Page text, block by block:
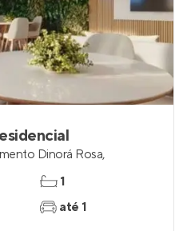
Dinorá Rosa,
1
até 1